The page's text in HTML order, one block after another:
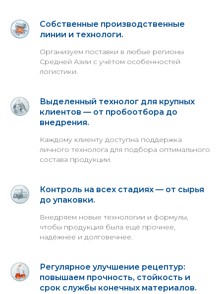
Собственные производственные
линии и технологи.
Организуем поставки в любые регионы
Средней Азии с учётом особенностей
логистики.
Выделенный технолог для крупных
клиентов — от пробоотбора до
внедрения.
Каждому клиенту доступна поддержка
личного технолога для подбора оптимального
состава продукции.
Контроль на всех стадиях — от сырья
до упаковки.
Внедряем новые технологии и формулы,
чтобы продукция была ещё прочнее,
надёжнее и долговечнее.
Регулярное улучшение рецептур:
повышаем прочность, стойкость и
срок службы конечных материалов.